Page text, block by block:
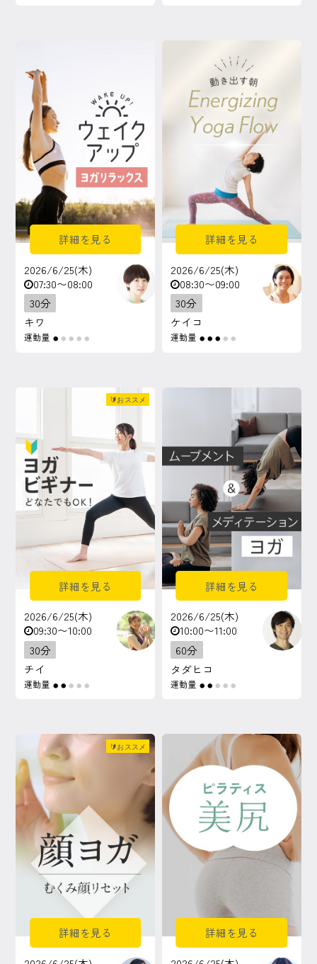
詳細を見る
2026/6/25(木)
07:30〜08:00
30分
キワ
運動量 ● ● ● ● ●
詳細を見る
2026/6/25(木)
08:30〜09:00
30分
ケイコ
運動量 ● ● ● ● ●
🔰おススメ
詳細を見る
2026/6/25(木)
09:30〜10:00
30分
チイ
運動量 ● ● ● ● ●
詳細を見る
2026/6/25(木)
10:00〜11:00
60分
タダヒコ
運動量 ● ● ● ● ●
🔰おススメ
詳細を見る 詳細を見る